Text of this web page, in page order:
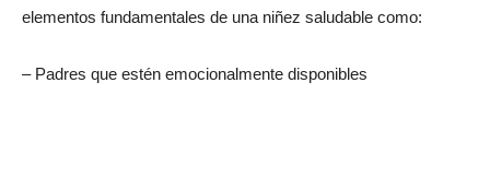
elementos fundamentales de una niñez saludable como:
– Padres que estén emocionalmente disponibles